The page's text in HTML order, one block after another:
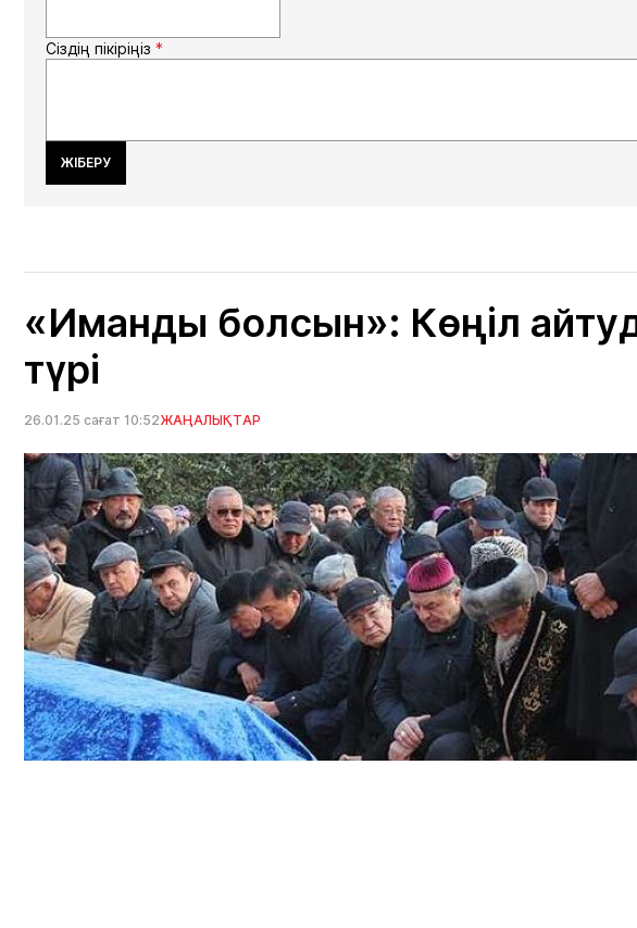
Сіздің пікіріңіз *
ЖІБЕРУ
«Иманды болсын»: Көңіл
түрі
26.01.25 сағат 10:52ЖАҢАЛЫҚТАР